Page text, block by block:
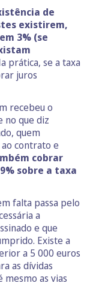
de
existirem,
3% (se
prática, se a taxa
juros
recebeu o
no que diz
quem
contrato e
cobrar
sobre a taxa
falta passa pelo
a
e que
Existe a
a 5 000 euros
as dívidas
mesmo as vias